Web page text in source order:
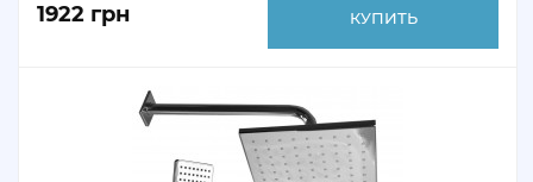
1922 грн КУПИТЬ